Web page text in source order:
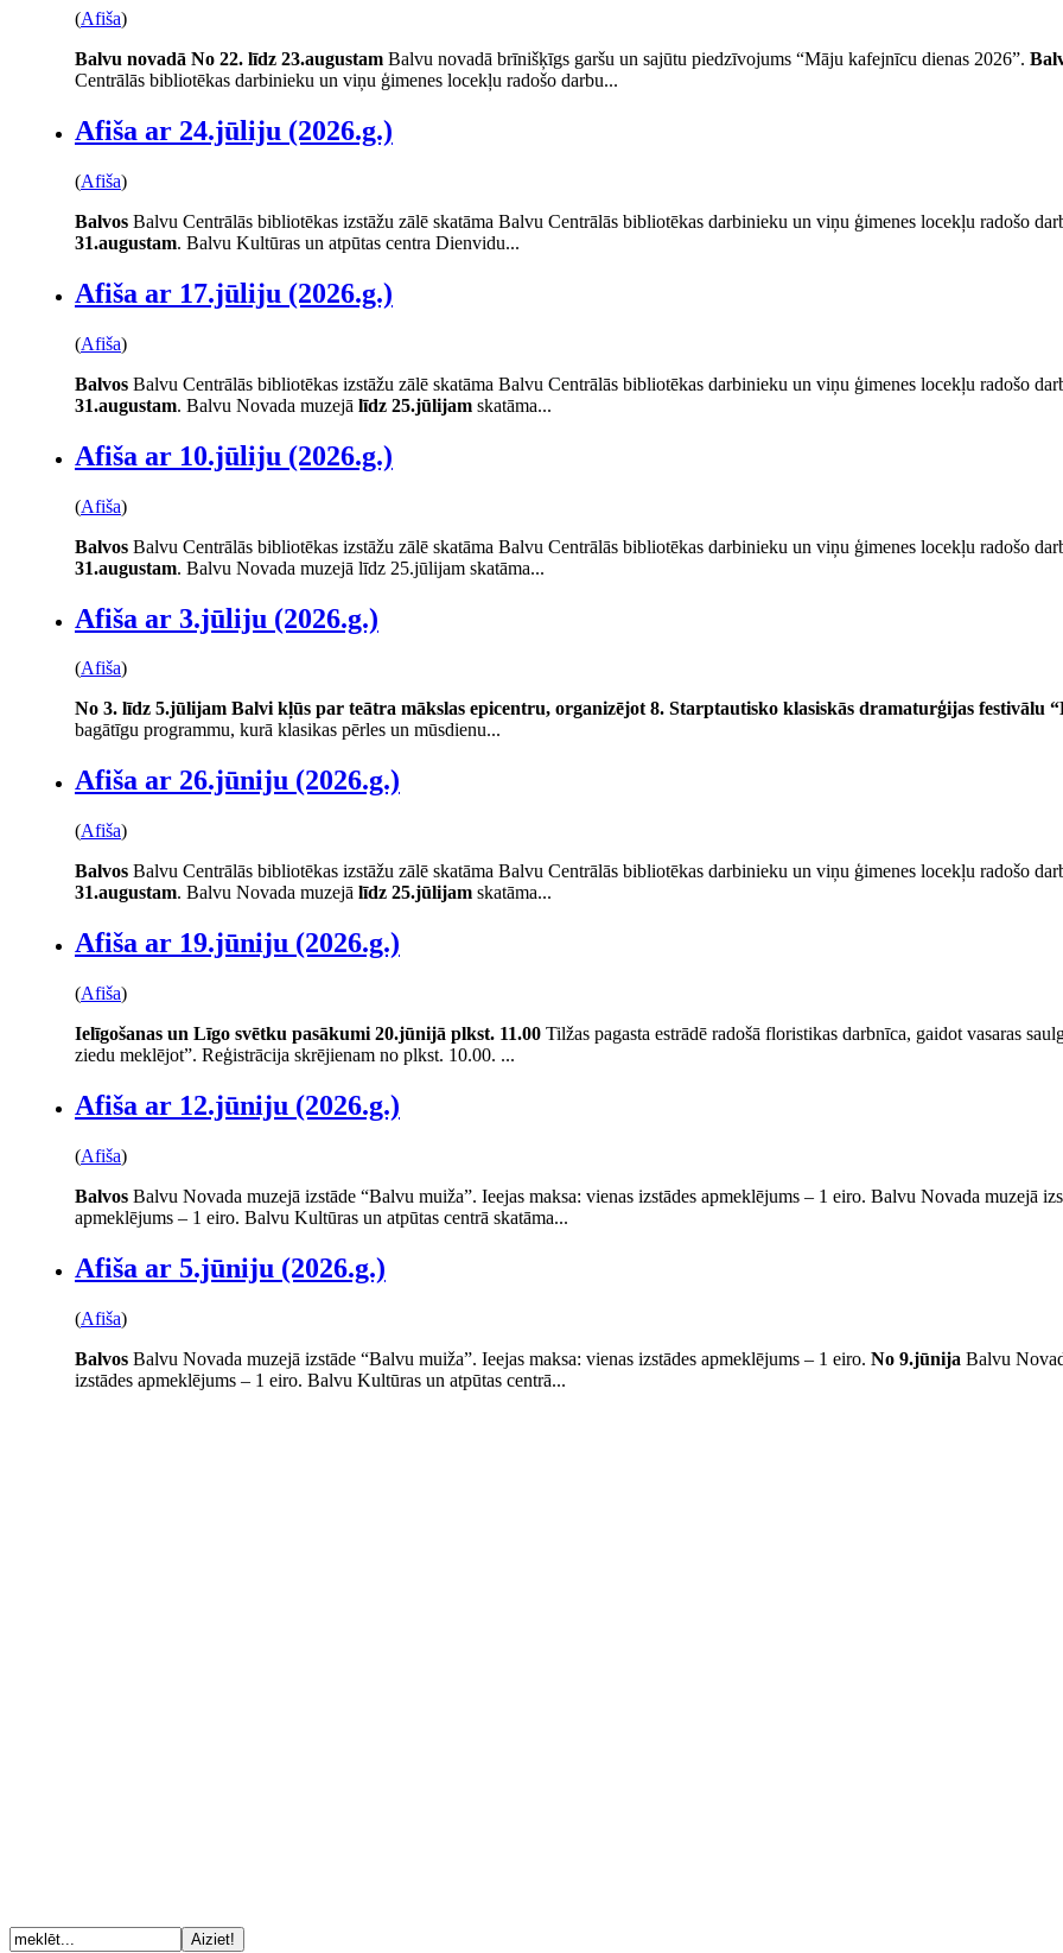
(Afiša)
Balvu novadā No 22. līdz 23.augustam Balvu novadā brīnišķīgs garšu un sajūtu piedzīvojums “Māju kafejnīcu dienas 2026”.
Centrālās bibliotēkas darbinieku un viņu ģimenes locekļu radošo darbu...
Afiša ar 24.jūliju (2026.g.)
(Afiša)
Balvos Balvu Centrālās bibliotēkas izstāžu zālē skatāma Balvu Centrālās bibliotēkas darbinieku un viņu ģimenes locekļu radošo
31.augustam. Balvu Kultūras un atpūtas centra Dienvidu...
Afiša ar 17.jūliju (2026.g.)
(Afiša)
Balvos Balvu Centrālās bibliotēkas izstāžu zālē skatāma Balvu Centrālās bibliotēkas darbinieku un viņu ģimenes locekļu radošo
31.augustam. Balvu Novada muzejā līdz 25.jūlijam skatāma...
Afiša ar 10.jūliju (2026.g.)
(Afiša)
Balvos Balvu Centrālās bibliotēkas izstāžu zālē skatāma Balvu Centrālās bibliotēkas darbinieku un viņu ģimenes locekļu radošo
31.augustam. Balvu Novada muzejā līdz 25.jūlijam skatāma...
Afiša ar 3.jūliju (2026.g.)
(Afiša)
No 3. līdz 5.jūlijam Balvi kļūs par teātra mākslas epicentru, organizējot 8. Starptautisko klasiskās dramaturģijas festivālu
bagātīgu programmu, kurā klasikas pērles un mūsdienu...
Afiša ar 26.jūniju (2026.g.)
(Afiša)
Balvos Balvu Centrālās bibliotēkas izstāžu zālē skatāma Balvu Centrālās bibliotēkas darbinieku un viņu ģimenes locekļu radošo
31.augustam. Balvu Novada muzejā līdz 25.jūlijam skatāma...
Afiša ar 19.jūniju (2026.g.)
(Afiša)
Ielīgošanas un Līgo svētku pasākumi 20.jūnijā plkst. 11.00 Tilžas pagasta estrādē radošā floristikas darbnīca, gaidot vasaras
ziedu meklējot”. Reģistrācija skrējienam no plkst. 10.00. ...
Afiša ar 12.jūniju (2026.g.)
(Afiša)
Balvos Balvu Novada muzejā izstāde “Balvu muiža”. Ieejas maksa: vienas izstādes apmeklējums – 1 eiro. Balvu Novada muzejā
apmeklējums – 1 eiro. Balvu Kultūras un atpūtas centrā skatāma...
Afiša ar 5.jūniju (2026.g.)
(Afiša)
Balvos Balvu Novada muzejā izstāde “Balvu muiža”. Ieejas maksa: vienas izstādes apmeklējums – 1 eiro. No 9.jūnija Balvu
izstādes apmeklējums – 1 eiro. Balvu Kultūras un atpūtas centrā...